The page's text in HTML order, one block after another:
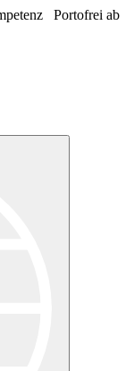
Portofrei ab